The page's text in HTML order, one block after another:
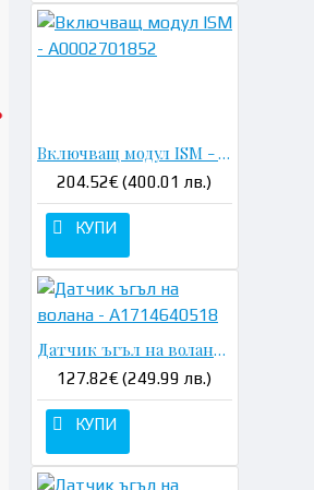
Включващ модул ISM - A0002701852
204.52€ (400.01 лв.)
КУПИ
Датчик ъгъл на волана - A1714640518
127.82€ (249.99 лв.)
КУПИ